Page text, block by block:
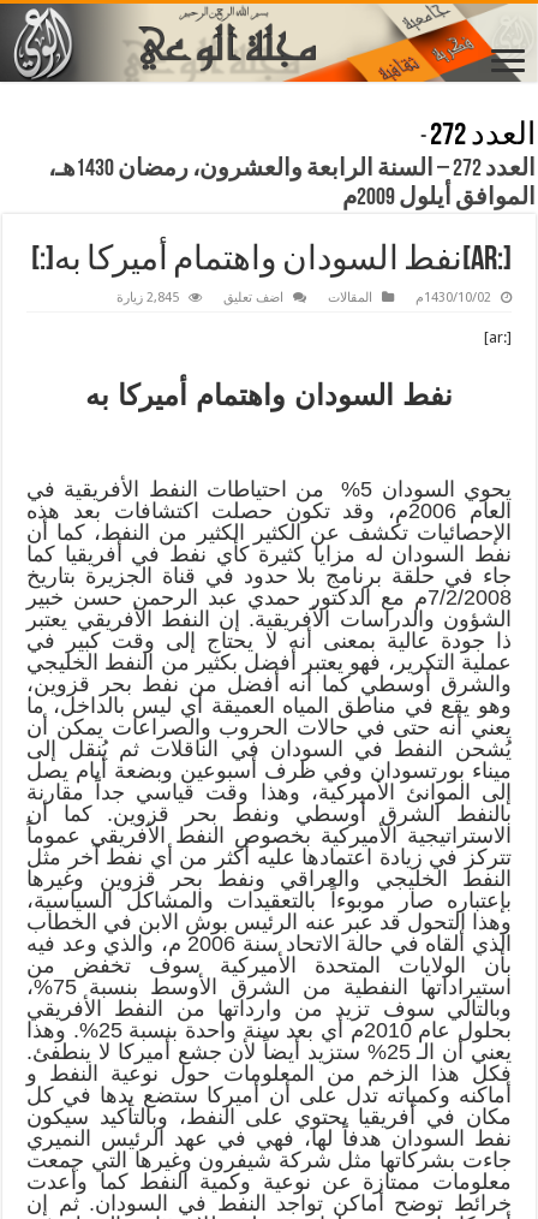
العدد 272
-
العدد 272 – السنة الرابعة والعشرون، رمضان 1430هـ،
الموافق أيلول 2009م
[:ar]نفط السودان واهتمام أميركا به[:]
1430/10/02م المقالات اضف تعليق 2,845 زيارة
[:ar]
نفط السودان واهتمام أميركا به
يحوي السودان 5% من احتياطات النفط الأفريقية في
العام 2006م، وقد تكون حصلت اكتشافات بعد هذه
الإحصائيات تكشف عن الكثير الكثير من النفط، كما أن
نفط السودان له مزايا كثيرة كأي نفط في أفريقيا كما
جاء في حلقة برنامج بلا حدود في قناة الجزيرة بتاريخ
7/2/2008م مع الدكتور حمدي عبد الرحمن حسن خبير
الشؤون والدراسات الأفريقية. إن النفط الأفريقي يعتبر
ذا جودة عالية بمعنى أنه لا يحتاج إلى وقت كبير في
عملية التكرير، فهو يعتبر أفضل بكثير من النفط الخليجي
والشرق أوسطي كما أنه أفضل من نفط بحر قزوين،
وهو يقع في مناطق المياه العميقة أي ليس بالداخل، ما
يعني أنه حتى في حالات الحروب والصراعات يمكن أن
يُشحن النفط في السودان في الناقلات ثم يُنقل إلى
ميناء بورتسودان وفي ظرف أسبوعين وبضعة أيام يصل
إلى الموانئ الأميركية، وهذا وقت قياسي جداً مقارنة
بالنفط الشرق أوسطي ونفط بحر قزوين. كما أن
الاستراتيجية الأميركية بخصوص النفط الأفريقي عموماً
تتركز في زيادة اعتمادها عليه أكثر من أي نفط آخر مثل
النفط الخليجي والعراقي ونفط بحر قزوين وغيرها
بإعتباره صار موبوءاً بالتعقيدات والمشاكل السياسية،
وهذا التحول قد عبر عنه الرئيس بوش الابن في الخطاب
الذي ألقاه في حالة الاتحاد سنة 2006 م، والذي وعد فيه
بأن الولايات المتحدة الأميركية سوف تخفض من
استيراداتها النفطية من الشرق الأوسط بنسبة 75%،
وبالتالي سوف تزيد من وارداتها من النفط الأفريقي
بحلول عام 2010م أي بعد سنة واحدة بنسبة 25%. وهذا
يعني أن الـ 25% ستزيد أيضاً لأن جشع أميركا لا ينطفئ.
فكل هذا الزخم من المعلومات حول نوعية النفط و
أماكنه وكمياته تدل على أن أميركا ستضع يدها في كل
مكان في أفريقيا يحتوي على النفط، وبالتأكيد سيكون
نفط السودان هدفاً لها، فهي في عهد الرئيس النميري
جاءت بشركاتها مثل شركة شيفرون وغيرها التي جمعت
معلومات ممتازة عن نوعية وكمية النفط كما وأعدت
خرائط توضح أماكن تواجد النفط في السودان. ثم إن